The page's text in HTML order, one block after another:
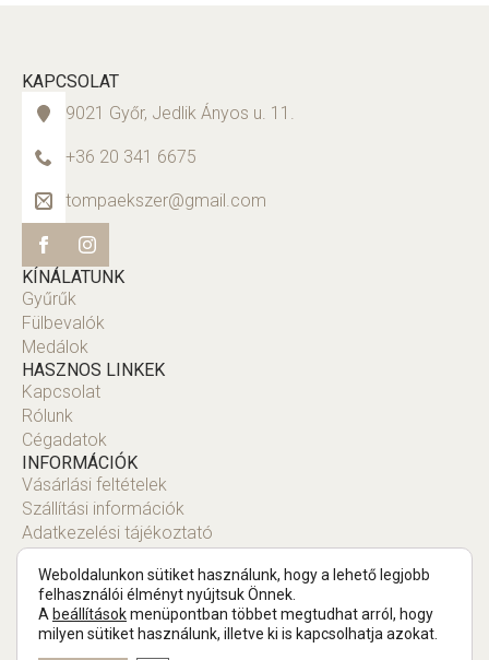
KAPCSOLAT
9021 Győr, Jedlik Ányos u. 11.
+36 20 341 6675
tompaekszer@gmail.com
KÍNÁLATUNK
Gyűrűk
Fülbevalók
Medálok
HASZNOS LINKEK
Kapcsolat
Rólunk
Cégadatok
INFORMÁCIÓK
Vásárlási feltételek
Szállítási információk
Adatkezelési tájékoztató
Weboldalunkon sütiket használunk, hogy a lehető legjobb
felhasználói élményt nyújtsuk Önnek.
A beállításokmenüpontban többet megtudhat arról, hogy
milyen sütiket használunk, illetve ki is kapcsolhatja azokat.